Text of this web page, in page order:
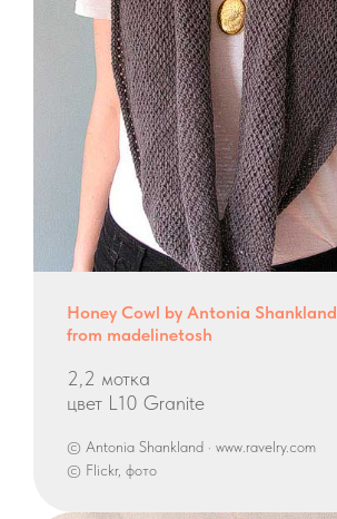
Honey Cowl by Antonia Shankland
from madelinetosh
2,2 мотка
цвет L10 Granite
© Antonia Shankland · www.ravelry.com
© Flickr, фото